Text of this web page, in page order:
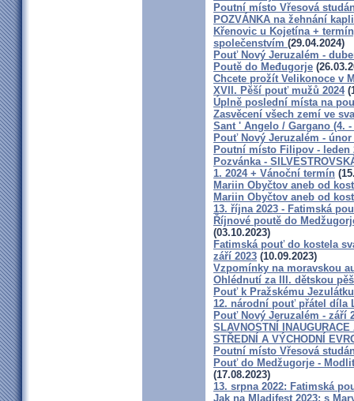
Poutní místo Vřesová
POZVÁNKA na žehnání
Křenovic u Kojetína +
společenstvím (29.04.2024)
Pouť Nový Jeruzalém -
Poutě do Međugorje
Chcete prožít Velikonoce v
XVII. Pěší pouť mužů 2024
Úplně poslední místa na
Zasvěcení všech zemí ve
Sant ' Angelo / Gargano (4. -
Pouť Nový Jeruzalém - únor
Poutní místo Filipov - leden
Pozvánka -
1. 2024 + Vánoční termín
Mariin Obyčtov aneb od
Mariin Obyčtov aneb od
13. října 2023 - Fatimská
Říjnové poutě do
(03.10.2023)
Fatimská pouť do kostela
září 2023 (10.09.2023)
Vzpomínky na moravskou
Ohlédnutí za III. dětskou
Pouť k Pražskému
12. národní pouť přátel díla
Pouť Nový Jeruzalém - září
SLAVNOSTNÍ
STŘEDNÍ A VÝCHODNÍ
Poutní místo Vřesová
Pouť do Medžugorje -
(17.08.2023)
13. srpna 2022: Fatimská
Jak na Mladifest 2023: s